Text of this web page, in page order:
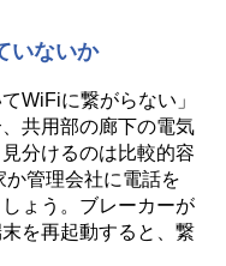
いないか
WiFiに繋がらない」
共用部の廊下の電気
分けるのは比較的容
管理会社に電話を
ょう。ブレーカーが
を再起動すると、繋